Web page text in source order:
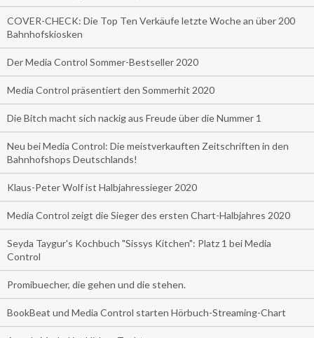
COVER-CHECK: Die Top Ten Verkäufe letzte Woche an über 200
Bahnhofskiosken
Der Media Control Sommer-Bestseller 2020
Media Control präsentiert den Sommerhit 2020
Die Bitch macht sich nackig aus Freude über die Nummer 1
Neu bei Media Control: Die meistverkauften Zeitschriften in den
Bahnhofshops Deutschlands!
Klaus-Peter Wolf ist Halbjahressieger 2020
Media Control zeigt die Sieger des ersten Chart-Halbjahres 2020
Seyda Taygur's Kochbuch "Sissys Kitchen": Platz 1 bei Media
Control
Promibuecher, die gehen und die stehen.
BookBeat und Media Control starten Hörbuch-Streaming-Chart